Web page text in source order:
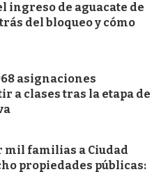
ingreso de aguacate de
del bloqueo y cómo
asignaciones
a clases tras la etapa de
familias a Ciudad
propiedades públicas: